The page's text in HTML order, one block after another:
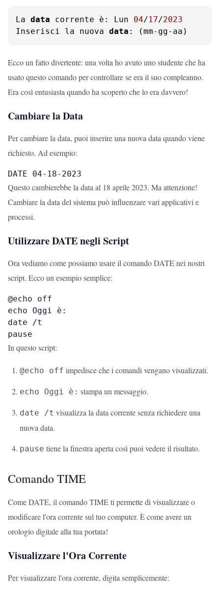
La data corrente è: Lun 04/17/2023
Inserisci la nuova data : (mm-gg-aa)
Ecco un fatto divertente: una volta ho avuto uno studente che ha
usato questo comando per controllare se era il suo compleanno.
Era così entusiasta quando ha scoperto che lo era davvero!
Cambiare la Data
Per cambiare la data, puoi inserire una nuova data quando viene
richiesto. Ad esempio:
DATE 04-18-2023
Questo cambierebbe la data al 18 aprile 2023. Ma attenzione!
Cambiare la data del sistema può influenzare vari applicativi e
processi.
Utilizzare DATE negli Script
Ora vediamo come possiamo usare il comando DATE nei nostri
script. Ecco un esempio semplice:
@echo off
echo Oggi è:
date /t
pause
In questo script:
@echo off impedisce che i comandi vengano visualizzati.
echo Oggi è: stampa un messaggio.
date /t visualizza la data corrente senza richiedere una
nuova data.
pause tiene la finestra aperta così puoi vedere il risultato.
Comando TIME
Come DATE, il comando TIME ti permette di visualizzare o
modificare l'ora corrente sul tuo computer. È come avere un
orologio digitale alla tua portata!
Visualizzare l'Ora Corrente
Per visualizzare l'ora corrente, digita semplicemente: